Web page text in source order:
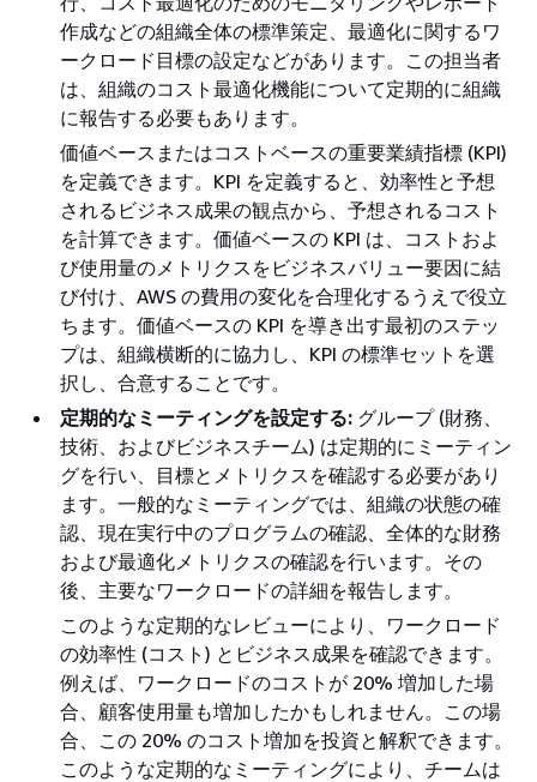
作成などの組織全体の標準策定、最適化に関するワ
ークロード目標の設定などがあります。この担当者
は、組織のコスト最適化機能について定期的に組織
に報告する必要もあります。
価値ベースまたはコストベースの重要業績指標 (KPI)
を定義できます。KPI を定義すると、効率性と予想
されるビジネス成果の観点から、予想されるコスト
を計算できます。価値ベースの KPI は、コストおよ
び使用量のメトリクスをビジネスバリュー要因に結
び付け、AWS の費用の変化を合理化するうえで役立
ちます。価値ベースの KPI を導き出す最初のステッ
プは、組織横断的に協力し、KPI の標準セットを選
択し、合意することです。
定期的なミーティングを設定する: グループ (財務、
技術、およびビジネスチーム) は定期的にミーティン
グを行い、目標とメトリクスを確認する必要があり
ます。一般的なミーティングでは、組織の状態の確
認、現在実行中のプログラムの確認、全体的な財務
および最適化メトリクスの確認を行います。その
後、主要なワークロードの詳細を報告します。
このような定期的なレビューにより、ワークロード
の効率性 (コスト) とビジネス成果を確認できます。
例えば、ワークロードのコストが 20% 増加した場
合、顧客使用量も増加したかもしれません。この場
合、この 20% のコスト増加を投資と解釈できます。
このような定期的なミーティングにより、チームは